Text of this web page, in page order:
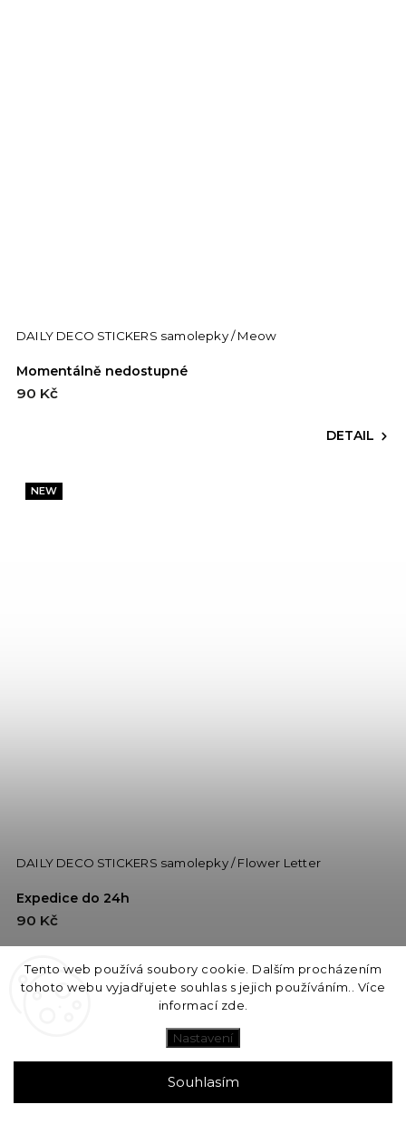
Tento web používá soubory cookie. Dalším procházením
tohoto webu vyjadřujete souhlas s jejich používáním.. Více
informací zde
Nastavení
Souhlasím
DAILY DECO STICKERS samolepky / Meow
Momentálně nedostupné
90 Kč
DETAIL
NEW
DAILY DECO STICKERS samolepky / Flower Letter
Expedice do 24h
90 Kč
Do košíku